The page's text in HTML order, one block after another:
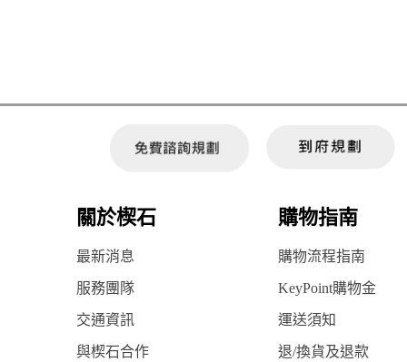
關於楔石 購物指南
最新消息 購物流程指南
服務團隊 KeyPoint購物金
交通資訊 運送須知
與楔石合作 退/換貨及退款